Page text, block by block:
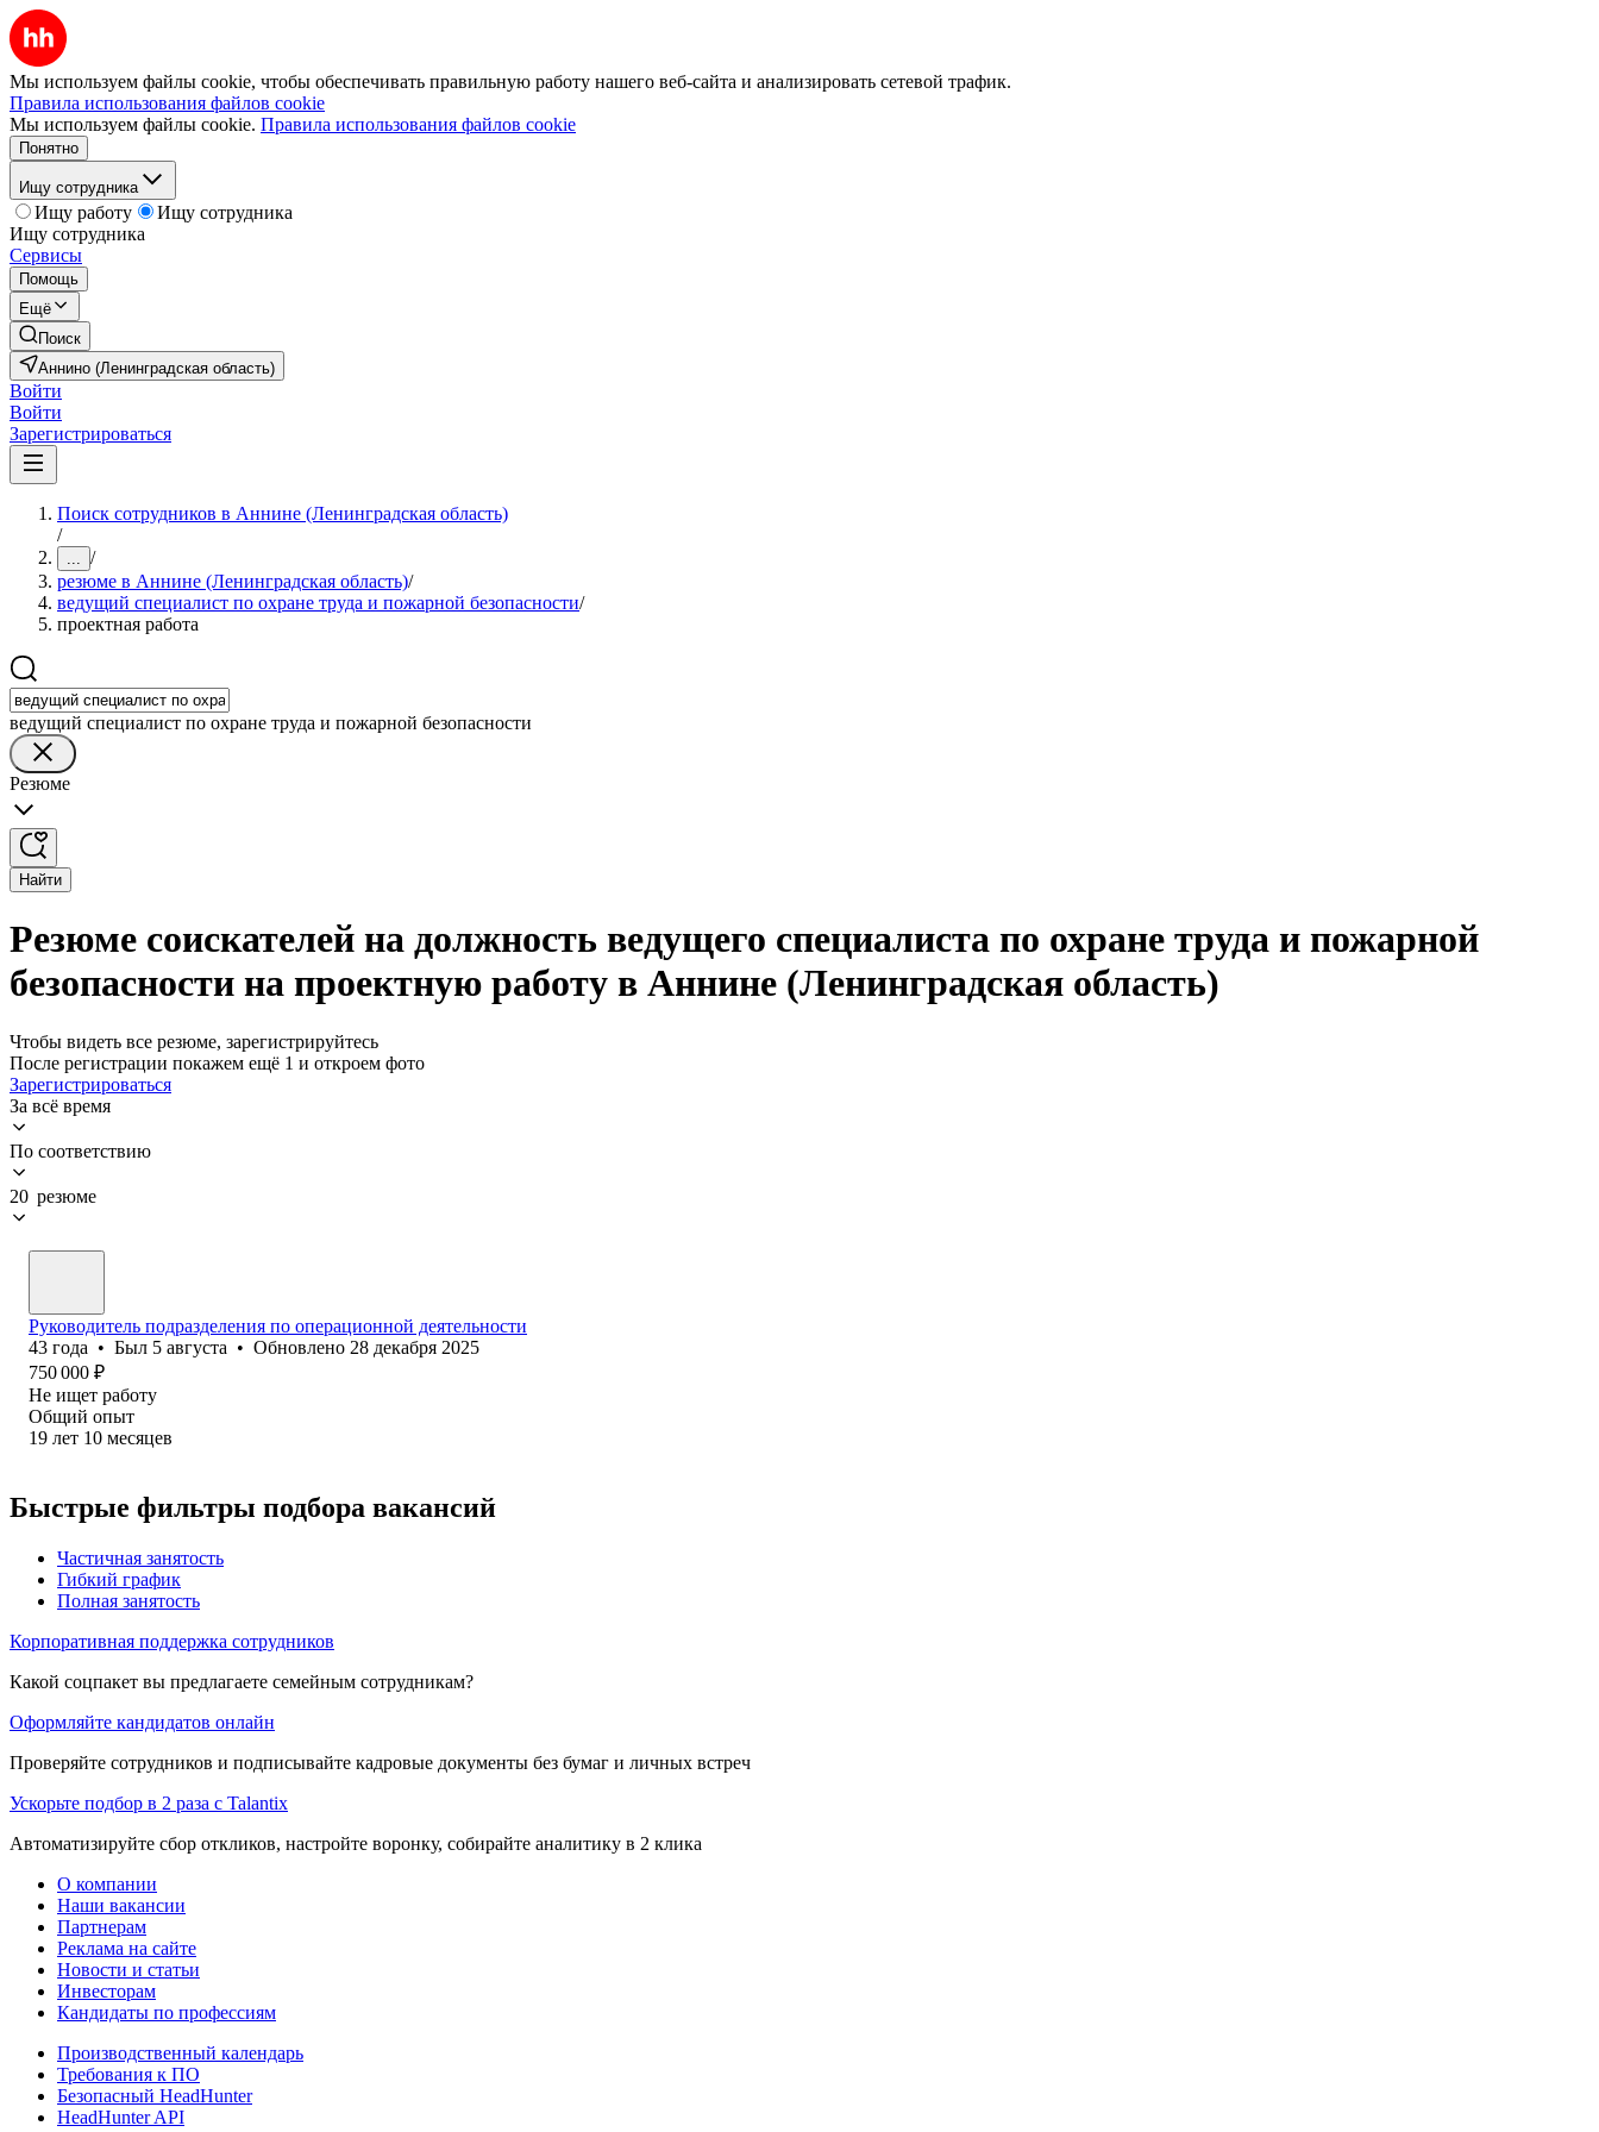
Мы используем файлы cookie, чтобы обеспечивать правильную работу нашего веб-сайта и анализировать сетевой трафик.
Правила использования файлов cookie
Мы используем файлы cookie. Правила использования файлов cookie
Понятно
Ищу сотрудника
Ищу работу
Ищу сотрудника
Ищу сотрудника
Сервисы
Помощь
Ещё
Поиск
Аннино (Ленинградская область)
Войти
Войти
Зарегистрироваться
Поиск сотрудников в Аннине (Ленинградская область)
/
... /
резюме в Аннине (Ленинградская область)/
ведущий специалист по охране труда и пожарной безопасности/
проектная работа
ведущий специалист по охране труда и пожарной безопасности
Резюме
Найти
Резюме соискателей на должность ведущего специалиста по охране труда и пожарной
безопасности на проектную работу в Аннине (Ленинградская область)
Чтобы видеть все резюме, зарегистрируйтесь
После регистрации покажем ещё 1 и откроем фото
Зарегистрироваться
За всё время
По соответствию
20 резюме
Руководитель подразделения по операционной деятельности
43 года • Был 5 августа • Обновлено 28 декабря 2025
750 000 ₽
Не ищет работу
Общий опыт
19 лет 10 месяцев
Быстрые фильтры подбора вакансий
Частичная занятость
Гибкий график
Полная занятость
Корпоративная поддержка сотрудников
Какой соцпакет вы предлагаете семейным сотрудникам?
Оформляйте кандидатов онлайн
Проверяйте сотрудников и подписывайте кадровые документы без бумаг и личных встреч
Ускорьте подбор в 2 раза с Talantix
Автоматизируйте сбор откликов, настройте воронку, собирайте аналитику в 2 клика
О компании
Наши вакансии
Партнерам
Реклама на сайте
Новости и статьи
Инвесторам
Кандидаты по профессиям
Производственный календарь
Требования к ПО
Безопасный HeadHunter
HeadHunter API